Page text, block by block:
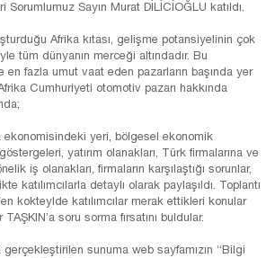
Sorumlumuz Sayın Murat DİLİCİOĞLU katıldı.
Afrika kıtası, gelişme potansiyelinin çok
tüm dünyanın merceği altındadır. Bu
en fazla umut vaat eden pazarların başında yer
Cumhuriyeti otomotiv pazarı hakkında
ekonomisindeki yeri, bölgesel ekonomik
yatırım olanakları, Türk firmalarına ve
iş olanakları, firmaların karşılaştığı sorunlar,
katılımcılarla detaylı olarak paylaşıldı. Toplantı
kokteylde katılımcılar merak ettikleri konular
soru sorma fırsatını buldular.
gerçekleştirilen sunuma web sayfamızın “Bilgi